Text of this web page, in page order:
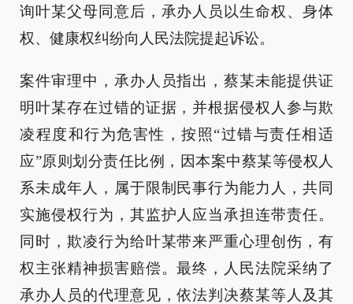
询叶某父母同意后，承办人员以生命权、身体
权、健康权纠纷向人民法院提起诉讼。
案件审理中，承办人员指出，蔡某未能提供证
明叶某存在过错的证据，并根据侵权人参与欺
凌程度和行为危害性，按照“过错与责任相适
应”原则划分责任比例，因本案中蔡某等侵权人
系未成年人，属于限制民事行为能力人，共同
实施侵权行为，其监护人应当承担连带责任。
同时，欺凌行为给叶某带来严重心理创伤，有
权主张精神损害赔偿。最终，人民法院采纳了
承办人员的代理意见，依法判决蔡某等人及其